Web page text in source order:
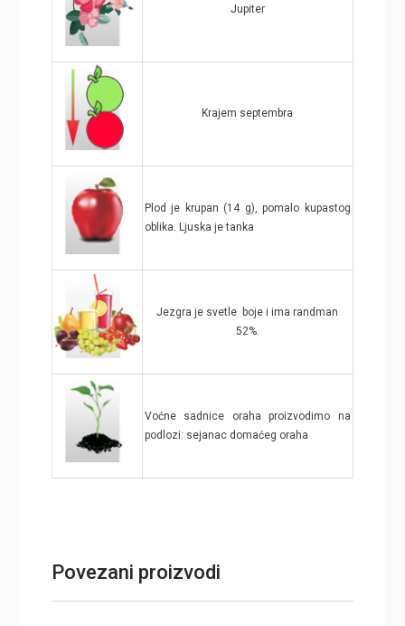
Jupiter
Krajem septembra
Plod je krupan (14 g), pomalo kupastog
oblika. Ljuska je tanka
Jezgra je svetle boje i ima randman
52%.
Voćne sadnice oraha proizvodimo na
podlozi: sejanac domaćeg oraha
Povezani proizvodi